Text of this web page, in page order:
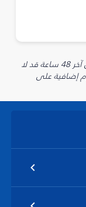
* تم الحصول على جميع الأسعار المعروضة خلال آخر 48 ساعة قد لا
إضافية على